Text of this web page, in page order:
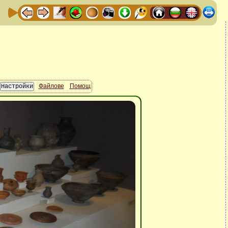
Файлове Помощ